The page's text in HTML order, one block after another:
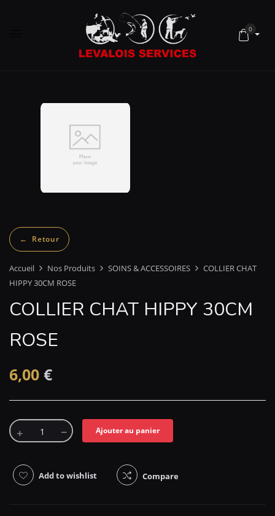
0
Accueil Nos Produits SOINS & ACCESSOIRES
COLLIER CHAT
HIPPY 30CM ROSE
COLLIER CHAT HIPPY 30CM
ROSE
6,00 €
Ajouter au panier
Add to wishlist Compare